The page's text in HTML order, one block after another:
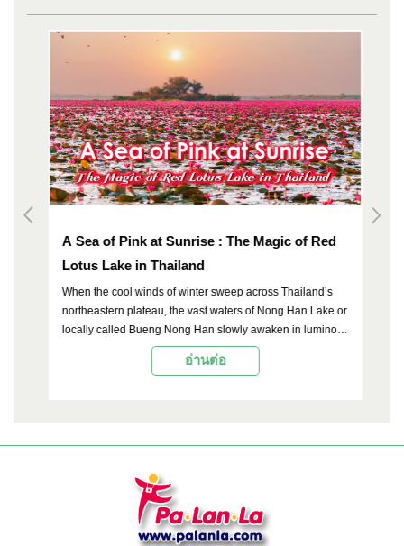
A Sea of Pink at Sunrise : The Magic of Red
Lotus Lake in Thailand
When the cool winds of winter sweep across Thailand’s
northeastern plateau, the vast waters of Nong Han Lake or
locally called Bueng Nong Han slowly awaken in luminous
shades of rose and crimson. Located in Kumphawapi
District of Udon Thani, this expansive freshwater lake is
media as one of the world’s most extraordinary lakes.
อ่านต่อ
ที่